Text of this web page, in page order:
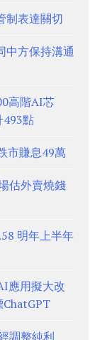
制表達關切
中方保持溝通
高階AI芯
點
市賺息49萬
估外賣燒錢
明年上半年
應用擬大改
調整純利